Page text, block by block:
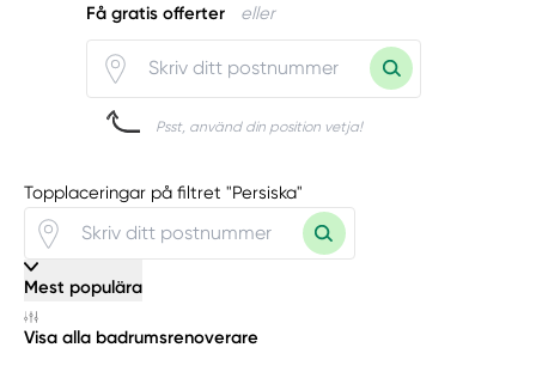
Få gratis offerter eller
Psst, använd din position vetja!
Topplaceringar på filtret "Persiska"
Mest populära
Visa alla badrumsrenoverare